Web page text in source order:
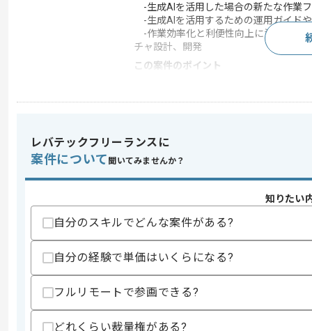
-生成AIを活用した場合の新たな作業
-生成AIを活用するための運用ガイド
-作業効率化と利便性向上に資するUI
チャ設計、開発
この案件のポイント
スキル
求めるスキル
・Azure Open AI Service、Lang Chain
・MicrosoftやServicenowとSalesforce
・生成AI導入の推進者として上流工程か
・ステークホルダーとの調整経験
・クラウド系システムにおけるエンジ
・ITコンサルタントの経験
・AzureとAWS及びGoogle Cloudなど
レバテックフリーランスに
案件について 聞いてみませんか？
知りたい
自分のスキルでどんな案件がある?
自分の経験で単価はいくらになる?
フルリモートで参画できる?
どれくらい裁量権がある?